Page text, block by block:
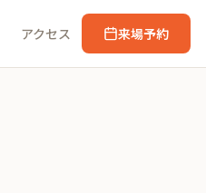
アクセス 来場予約